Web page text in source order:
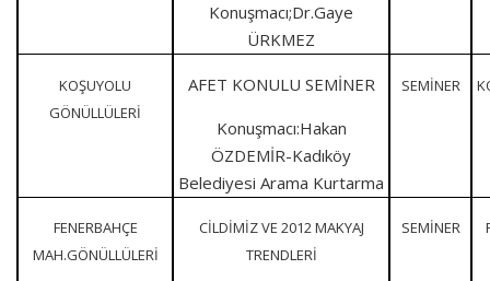
Konuşmacı;Dr.Gaye
ÜRKMEZ
KOŞUYOLU
GÖNÜLLÜLERİ
AFET KONULU SEMİNER
Konuşmacı:Hakan
ÖZDEMİR-Kadıköy
Belediyesi Arama Kurtarma
SEMİNER
FENERBAHÇE
MAH.GÖNÜLLÜLERİ
CİLDİMİZ VE 2012 MAKYAJ
TRENDLERİ
SEMİNER